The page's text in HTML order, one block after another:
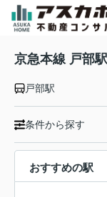
京急本線 戸部
戸部駅
条件から探す
おすすめの駅